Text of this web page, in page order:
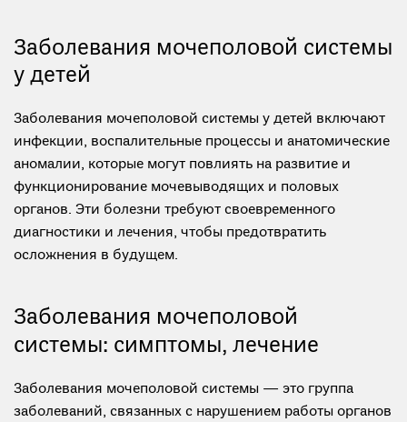
Заболевания мочеполовой системы
у детей
Заболевания мочеполовой системы у детей включают
инфекции, воспалительные процессы и анатомические
аномалии, которые могут повлиять на развитие и
функционирование мочевыводящих и половых
органов. Эти болезни требуют своевременного
диагностики и лечения, чтобы предотвратить
осложнения в будущем.
Заболевания мочеполовой
системы: симптомы, лечение
Заболевания мочеполовой системы — это группа
заболеваний, связанных с нарушением работы органов